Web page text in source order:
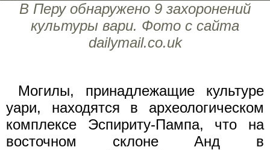
В Перу обнаружено 9 захоронений
культуры вари. Фото с сайта
dailymail.co.uk
Могилы, принадлежащие культуре
уари, находятся в археологическом
комплексе Эспириту-Пампа, что на
восточном склоне Анд в